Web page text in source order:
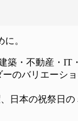
。
・不動産・IT
のバリエーシ
日本の祝祭日